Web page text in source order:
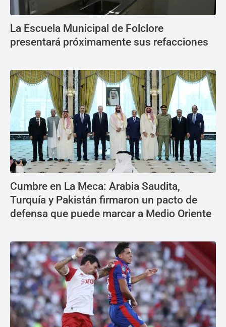
La Escuela Municipal de Folclore
presentará próximamente sus refacciones
Cumbre en La Meca: Arabia Saudita,
Turquía y Pakistán firmaron un pacto de
defensa que puede marcar a Medio Oriente